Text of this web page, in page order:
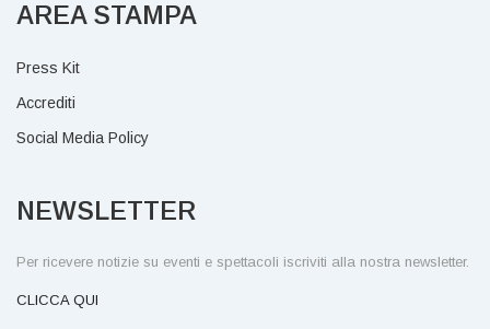
AREA STAMPA
Press Kit
Accrediti
Social Media Policy
NEWSLETTER
Per ricevere notizie su eventi e spettacoli iscriviti alla nostra newsletter.
CLICCA QUI